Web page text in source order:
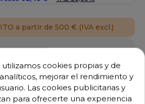
a partir de 500 € (IVA excl.)
a tu servicio.
con nosotros.
cookies propias y de
mejorar el rendimiento y
Las cookies publicitarias y
para ofrecerte una experiencia